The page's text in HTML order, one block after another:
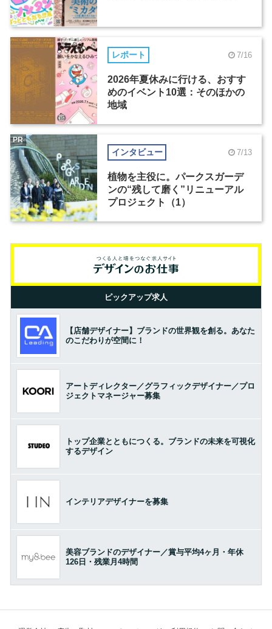
レポート 7/16
2026年夏休みに行ける、おすす
めのイベント10選：そのほかの
地域
インタビュー 7/13
植物を主役に。パークスガーデ
ンの“残して磨く”リニューアル
プロジェクト（1）
PR
ピックアップ求人
【店舗デザイナー】ブランドの世界観を創る。あなた
のこだわりが空間に！
アートディレクター／グラフィックデザイナー／プロ
ジェクトマネージャー募集
トップ企業とともにつくる。ブランドの未来を可視化
するデザイン
インテリアデザイナーを募集
美容ブランドのデザイナー／賞与平均4ヶ月・年休
126日・残業月4時間